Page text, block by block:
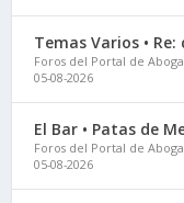
Temas Varios •
Foros del Portal de
05-08-2026
El Bar • Patas de
Foros del Portal de
05-08-2026